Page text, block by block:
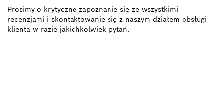
Prosimy o krytyczne zapoznanie się ze wszystkimi
recenzjami i skontaktowanie się z naszym działem obsługi
klienta w razie jakichkolwiek pytań.